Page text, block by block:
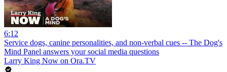
6:12
Service dogs, canine personalities, and non-verbal cues -- The Dog's
Mind Panel answers your social media questions
Larry King Now on Ora.TV